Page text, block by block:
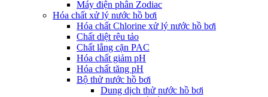
Máy điện phân Zodiac
Hóa chất xử lý nước hồ bơi
Hóa chất Chlorine xử lý nước hồ bơi
Chất diệt rêu tảo
Chất lắng cặn PAC
Hóa chất giảm pH
Hóa chất tăng pH
Bộ thử nước hồ bơi
Dung dịch thử nước hồ bơi